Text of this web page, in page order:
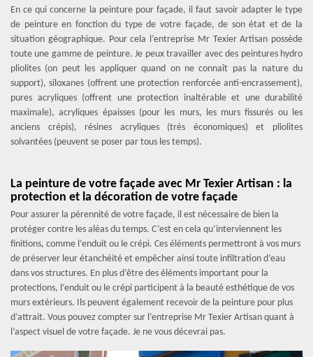
En ce qui concerne la peinture pour façade, il faut savoir adapter le type
de peinture en fonction du type de votre façade, de son état et de la
situation géographique. Pour cela l’entreprise Mr Texier Artisan possède
toute une gamme de peinture. Je peux travailler avec des peintures hydro
pliolites (on peut les appliquer quand on ne connaît pas la nature du
support), siloxanes (offrent une protection renforcée anti-encrassement),
pures acryliques (offrent une protection inaltérable et une durabilité
maximale), acryliques épaisses (pour les murs, les murs fissurés ou les
anciens crépis), résines acryliques (très économiques) et pliolites
solvantées (peuvent se poser par tous les temps).
La peinture de votre façade avec Mr Texier Artisan : la
protection et la décoration de votre façade
Pour assurer la pérennité de votre façade, il est nécessaire de bien la
protéger contre les aléas du temps. C’est en cela qu’interviennent les
finitions, comme l’enduit ou le crépi. Ces éléments permettront à vos murs
de préserver leur étanchéité et empêcher ainsi toute infiltration d’eau
dans vos structures. En plus d’être des éléments important pour la
protections, l’enduit ou le crépi participent à la beauté esthétique de vos
murs extérieurs. Ils peuvent également recevoir de la peinture pour plus
d’attrait. Vous pouvez compter sur l’entreprise Mr Texier Artisan quant à
l’aspect visuel de votre façade. Je ne vous décevrai pas.